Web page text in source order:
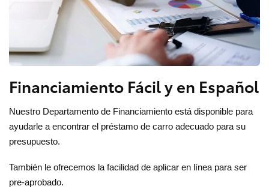
Financiamiento Fácil y en Español
Nuestro Departamento de Financiamiento está disponible para
ayudarle a encontrar el préstamo de carro adecuado para su
presupuesto.
También le ofrecemos la facilidad de aplicar en línea para ser
pre-aprobado.